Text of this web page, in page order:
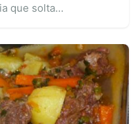
que solta…